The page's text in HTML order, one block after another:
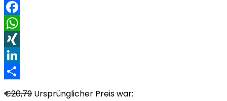
Facebook
WhatsApp
XING
LinkedIn
€20,79 Ursprünglicher Preis war: